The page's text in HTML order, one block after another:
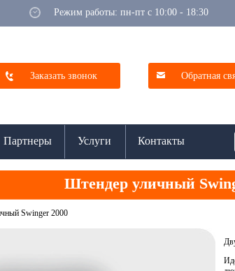
Режим работы: пн-пт с 10:00 - 18:30
Заказать звонок Обратная
Партнеры Услуги Контакты
Штендер уличный
Swinger 2000